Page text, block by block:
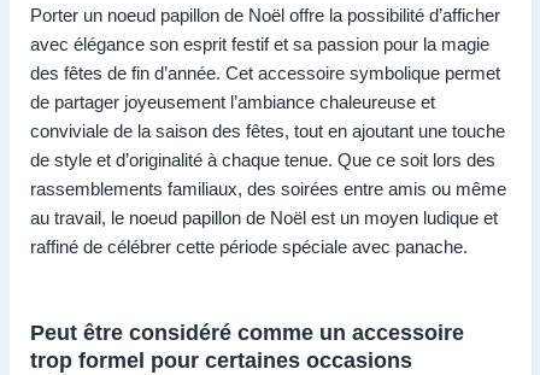
Porter un noeud papillon de Noël offre la possibilité d’afficher
avec élégance son esprit festif et sa passion pour la magie
des fêtes de fin d’année. Cet accessoire symbolique permet
de partager joyeusement l’ambiance chaleureuse et
conviviale de la saison des fêtes, tout en ajoutant une touche
de style et d’originalité à chaque tenue. Que ce soit lors des
rassemblements familiaux, des soirées entre amis ou même
au travail, le noeud papillon de Noël est un moyen ludique et
raffiné de célébrer cette période spéciale avec panache.
Peut être considéré comme un accessoire
trop formel pour certaines occasions